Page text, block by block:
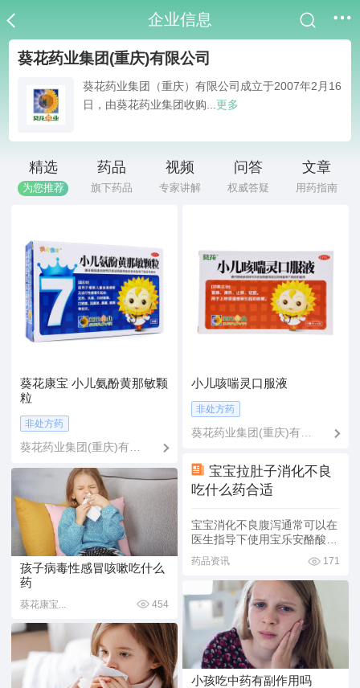
企业信息
葵花药业集团(重庆)有限公司
葵花药业集团（重庆）有限公司成立于2007年2月16
日，由葵花药业集团收购... 更多
精选
为您推荐
药品
旗下药品
视频
专家讲解
问答
权威答疑
文章
用药指南
葵花康宝 小儿氨酚黄那敏颗
粒
非处方药
葵花药业集团(重庆)有限
孩子病毒性感冒咳嗽吃什么
药
葵花康宝... 454
小儿咳喘灵口服液
非处方药
葵花药业集团(重庆)有限
宝宝拉肚子消化不良
吃什么药合适
宝宝消化不良腹泻通常可以在
医生指导下使用宝乐安酪酸梭
菌活菌散、双歧杆菌三联活菌
散、蒙脱石散、婴儿健脾散、
口服补液盐Ⅲ等药物。这些问
题多见于小孩肠道发育不完
全、肠黏膜脆弱、肠功能不完
善，表现为大便带大量白色奶
瓣、辅食残渣一吃凉、一吃多
就拉，断断续续持续很久。但
具
药品资讯 171
小孩吃中药有副作用吗